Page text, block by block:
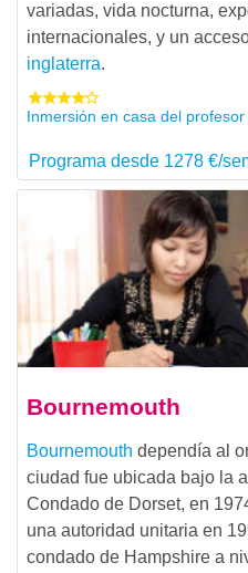
variadas, vida nocturna,
internacionales, y un
inglaterra.
Inmersión en casa del
Programa desde 1278 €/
Bournemouth
Bournemouth dependía al
ciudad fue ubicada bajo la
Condado de Dorset, en
una autoridad unitaria en
condado de Hampshire a